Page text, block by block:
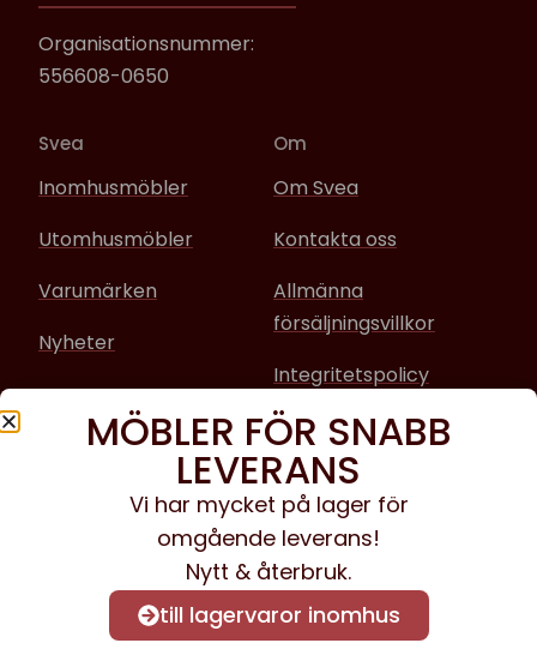
Organisationsnummer:
556608-0650
Svea
Inomhusmöbler
Utomhusmöbler
Varumärken
Nyheter
Om
Om Svea
Kontakta oss
Allmänna
försäljningsvillkor
Integritetspolicy
Sociala media
Facebook
Instagram
MÖBLER FÖR SNABB
LEVERANS
Vi har mycket på lager för
omgående leverans!
Nytt & återbruk.
till lagervaror inomhus